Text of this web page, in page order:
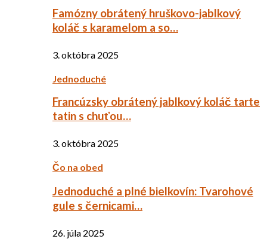
Famózny obrátený hruškovo-jablkový
koláč s karamelom a so…
3. októbra 2025
Jednoduché
Francúzsky obrátený jablkový koláč tarte
tatin s chuťou…
3. októbra 2025
Čo na obed
Jednoduché a plné bielkovín: Tvarohové
gule s černicami…
26. júla 2025